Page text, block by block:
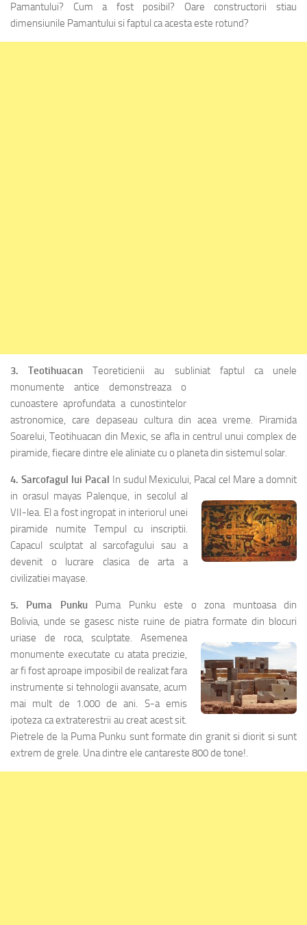
Pamantului? Cum a fost posibil? Oare constructorii stiau
dimensiunile Pamantului si faptul ca acesta este rotund?
3. Teotihuacan Teoreticienii au subliniat faptul ca unele
monumente antice demonstreaza o
cunoastere aprofundata a cunostintelor
astronomice, care depaseau cultura din acea vreme. Piramida
Soarelui, Teotihuacan din Mexic, se afla in centrul unui complex de
piramide, fiecare dintre ele aliniate cu o planeta din sistemul solar.
4. Sarcofagul lui Pacal In sudul Mexicului, Pacal cel Mare a domnit
in orasul mayas Palenque, in secolul al
VII-lea. El a fost ingropat in interiorul unei
piramide numite Tempul cu inscriptii.
Capacul sculptat al sarcofagului sau a
devenit o lucrare clasica de arta a
civilizatiei mayase.
5. Puma PunkuPuma Punku este o zona muntoasa din
Bolivia, unde se gasesc niste ruine de piatra formate din blocuri
uriase de roca, sculptate. Asemenea
monumente executate cu atata precizie,
ar fi fost aproape imposibil de realizat fara
instrumente si tehnologii avansate, acum
mai mult de 1.000 de ani. S-a emis
ipoteza ca extraterestrii au creat acest sit.
Pietrele de la Puma Punku sunt formate din granit si diorit si sunt
extrem de grele. Una dintre ele cantareste 800 de tone!.